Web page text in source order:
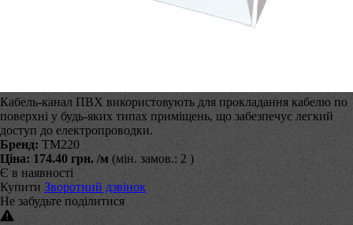
Кабель-канал ПВХ використовують для прокладання кабелю по
поверхні у будь-яких типах приміщень, що забезпечує легкий
доступ до електропроводки.
Бренд: ТМ220
Ціна: 174.40 грн. /м (мін. замов.: 2 )
Є в наявності
Купити Зворотний дзвінок
Не забудьте поділитися